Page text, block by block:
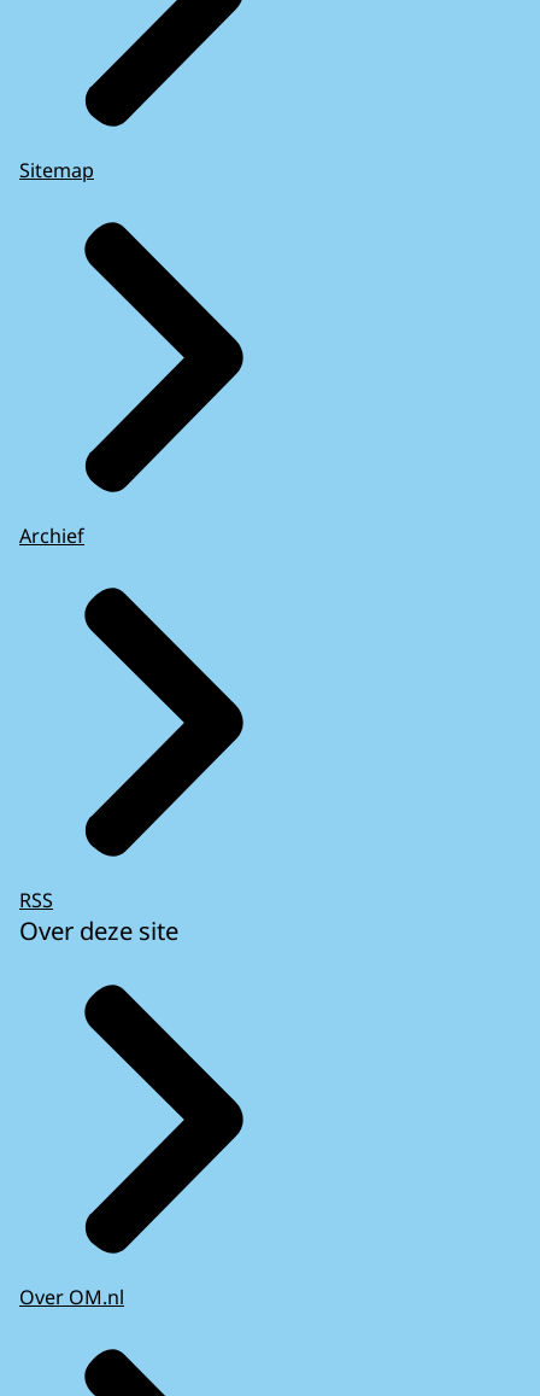
Sitemap
Archief
RSS
Over deze site
Over OM.nl